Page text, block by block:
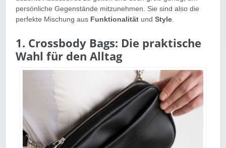
persönliche Gegenstände mitzunehmen. Sie sind also die
perfekte Mischung aus Funktionalität und Style
1. Crossbody Bags: Die praktische
Wahl für den Alltag